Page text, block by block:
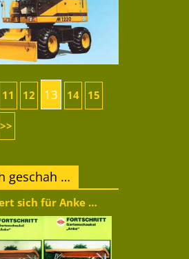
11 12 13 14 15
>>
geschah …
sich für Anke …